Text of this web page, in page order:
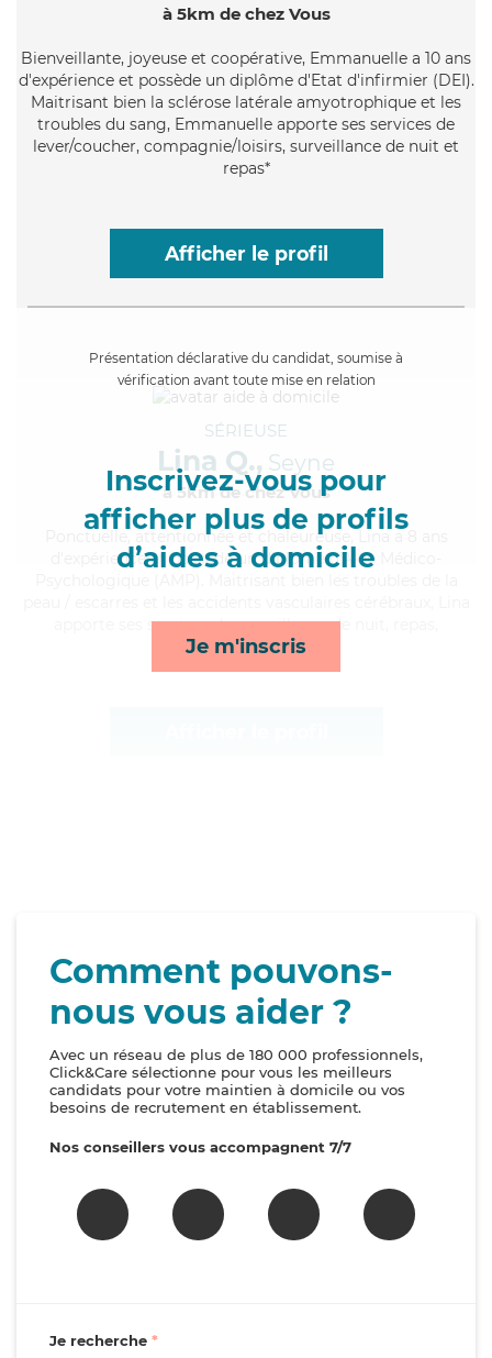
à 5km de chez Vous
Bienveillante, joyeuse et coopérative, Emmanuelle a 10 ans
d'expérience et possède un diplôme d'Etat d'infirmier (DEI).
Maitrisant bien la sclérose latérale amyotrophique et les
troubles du sang, Emmanuelle apporte ses services de
lever/coucher, compagnie/loisirs, surveillance de nuit et
repas*
Afficher le profil
Présentation déclarative du candidat, soumise à
vérification avant toute mise en relation
Inscrivez-vous pour
afficher plus de profils
d’aides à domicile
Je m'inscris
SÉRIEUSE
Lina Q., Seyne
à 5km de chez Vous
, attentionnée et chaleureuse, Lina a 8 ans
d'expérience et possède un diplôme d'Aide Médico-
apporte ses services de surveillance de nuit, repas,
transports et rappels*
Comment pouvons-
nous vous aider ?
Avec un réseau de plus de 180 000 professionnels,
Click&Care sélectionne pour vous les meilleurs
candidats pour votre maintien à domicile ou vos
besoins de recrutement en établissement.
Nos conseillers vous accompagnent 7/7
Je recherche